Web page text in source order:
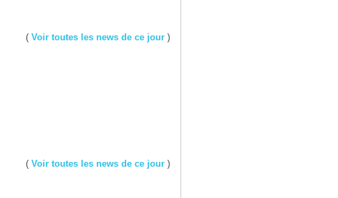
( Voir toutes les news de ce jour )
( Voir toutes les news de ce jour )